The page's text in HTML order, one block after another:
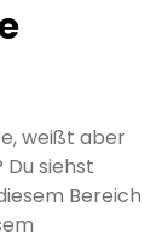
weißt aber
siehst
Bereich